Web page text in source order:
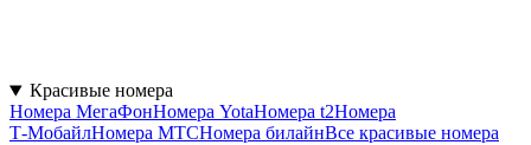
Красивые номера
Номера МегаФонНомера YotaНомера t2Номера
Т‑МобайлНомера МТСНомера билайнВсе красивые номера